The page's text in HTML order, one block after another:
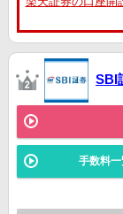
SBI
手数料